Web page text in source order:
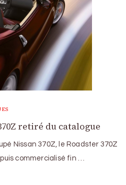
retiré du catalogue
Nissan 370Z, le Roadster 370Z
commercialisé fin …